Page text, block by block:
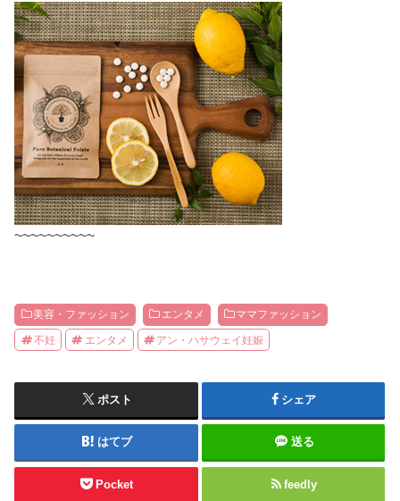
~~~~~~~~~~
美容・ファッション エンタメ ママファッション
不妊 エンタメ アン・ハサウェイ妊娠
ポスト シェア
はてブ 送る
Pocket feedly